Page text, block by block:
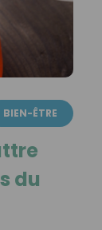
BIEN-ÊTRE
du